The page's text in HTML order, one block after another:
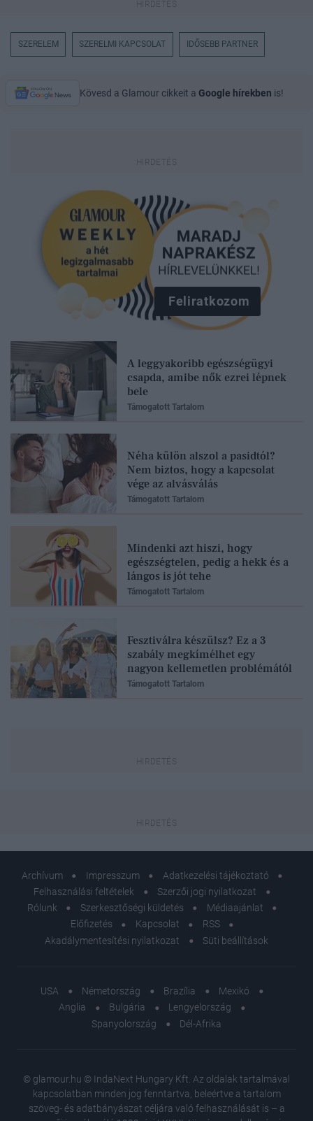
SZERELEM SZERELMI KAPCSOLAT IDŐSEBB PARTNER
Kövesd a Glamour cikkeit a Google hírekben is!
Feliratkozom
A leggyakoribb egészségügyi
csapda, amibe nők ezrei lépnek
bele
Támogatott Tartalom
Néha külön alszol a pasidtól?
Nem biztos, hogy a kapcsolat
vége az alvásválás
Támogatott Tartalom
Mindenki azt hiszi, hogy
egészségtelen, pedig a hekk és a
lángos is jót tehe
Támogatott Tartalom
Fesztiválra készülsz? Ez a 3
szabály megkímélhet egy
nagyon kellemetlen problémától
Támogatott Tartalom
Archívum Impresszum
Adatkezelési tájékoztató
Felhasználási feltételek
Szerzői jogi nyilatkozat
Rólunk
Szerkesztőségi küldetés
Médiaajánlat
Előfizetés
Kapcsolat
RSS
Akadálymentesítési nyilatkozat
Süti beállítások
USA Németország Brazília
Mexikó
Anglia
Bulgária
Lengyelország
Spanyolország
Dél-Afrika
© glamour.hu © IndaNext Hungary Kft. Az oldalak tartalmával
kapcsolatban minden jog fenntartva, beleértve a tartalom
szöveg- és adatbányászat céljára való felhasználását is – a